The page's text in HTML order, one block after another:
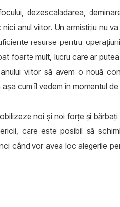
dezescaladarea,
anul viitor. Un armistițiu nu
resurse pentru
foarte mult, lucru care ar
viitor să avem o nouă
cum îl vedem în momentul de
noi și noi forțe și
care este posibil să
când vor avea loc alegerile